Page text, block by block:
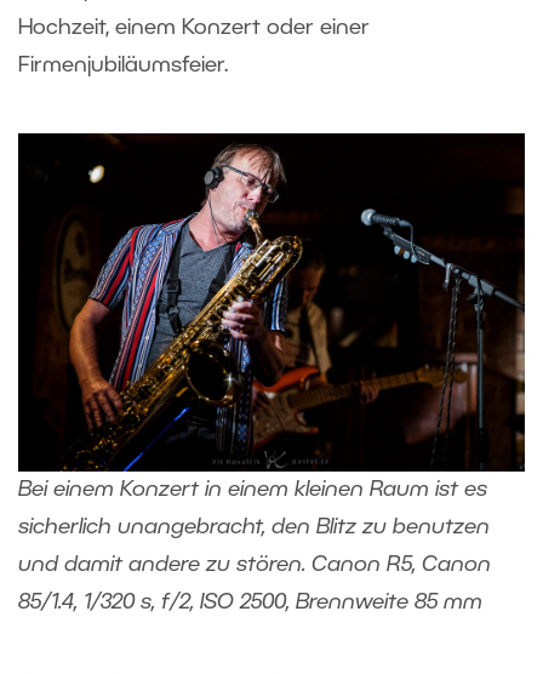
Hochzeit, einem Konzert oder einer
Firmenjubiläumsfeier.
Bei einem Konzert in einem kleinen Raum ist es
sicherlich unangebracht, den Blitz zu benutzen
und damit andere zu stören. Canon R5, Canon
85/1.4, 1/320 s, f/2, ISO 2500, Brennweite 85 mm